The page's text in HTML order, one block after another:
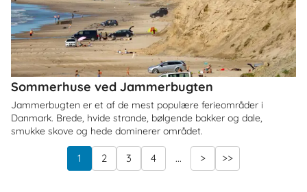
Sommerhuse ved Jammerbugten
Jammerbugten er et af de mest populære ferieområder i
Danmark. Brede, hvide strande, bølgende bakker og dale,
smukke skove og hede dominerer området.
1 2 3 4 ... > >>